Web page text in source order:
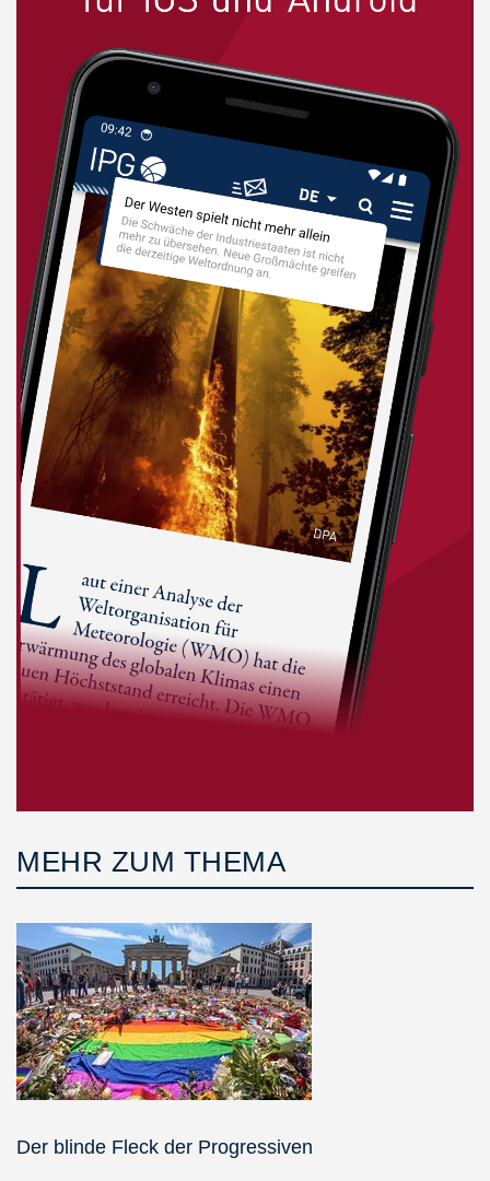
MEHR ZUM THEMA
Der blinde Fleck der Progressiven